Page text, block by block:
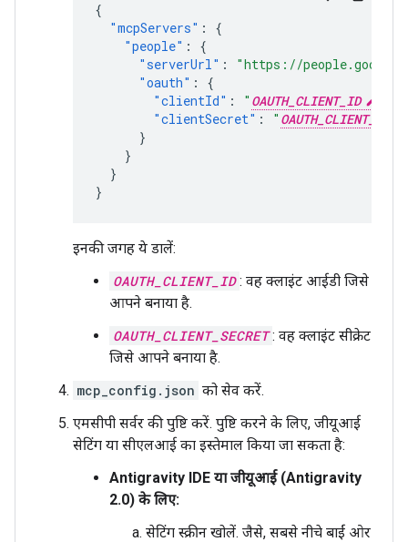
{
"mcpServers" :
{
"people" :
{
"serverUrl" :
"https://
"oauth" :
{
"clientId" : " OAUTH_CLIENT_ID
"clientSecret" : "
}
}
}
}
इनकी जगह ये डालें:
OAUTH_CLIENT_ID : वह क्लाइंट आईडी जिसे
आपने बनाया है.
OAUTH_CLIENT_SECRET : वह क्लाइंट सीक्रेट
जिसे आपने बनाया है.
mcp_config.json को सेव करें.
एमसीपी सर्वर की पुष्टि करें. पुष्टि करने के लिए, जीयूआई
सेटिंग या सीएलआई का इस्तेमाल किया जा सकता है:
Antigravity IDE या जीयूआई (Antigravity
2.0) के लिए:
सेटिंग स्क्रीन खोलें. जैसे, सबसे नीचे बाईं ओर